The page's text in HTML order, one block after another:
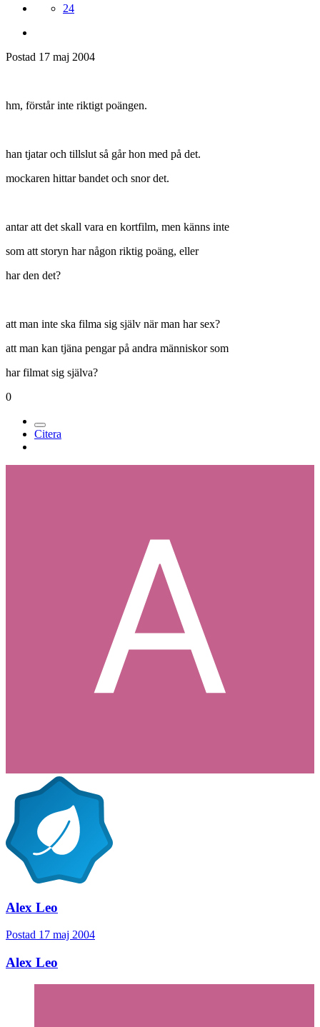
24
Postad 17 maj 2004
hm, förstår inte riktigt poängen.
han tjatar och tillslut så går hon med på det.
mockaren hittar bandet och snor det.
antar att det skall vara en kortfilm, men känns inte
som att storyn har någon riktig poäng, eller
har den det?
att man inte ska filma sig själv när man har sex?
att man kan tjäna pengar på andra människor som
har filmat sig själva?
0
Citera
Alex Leo
Postad 17 maj 2004
Alex Leo